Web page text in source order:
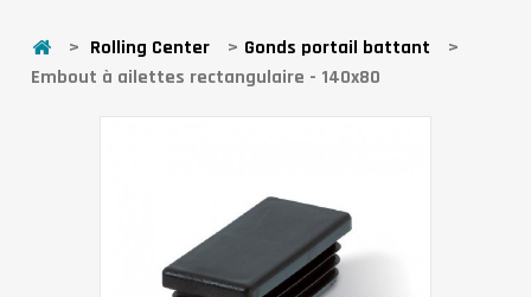
> Rolling Center > Gonds portail battant
>
Embout à ailettes rectangulaire - 140x80